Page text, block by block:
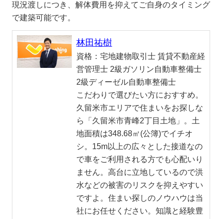
現況渡しにつき、解体費用を抑えてご自身のタイミング
で建築可能です。
林田祐樹
資格：宅地建物取引士 賃貸不動産経
営管理士 2級ガソリン自動車整備士
2級ディーゼル自動車整備士
こだわりで選びたい方におすすめ。
久留米市エリアで住まいをお探しな
ら「久留米市青峰2丁目土地」。土
地面積は348.68㎡(公簿)でイチオ
シ。15m以上の広々とした接道なの
で車をご利用される方でも心配いり
ません。高台に立地しているので洪
水などの被害のリスクを抑えやすい
ですよ。住まい探しのノウハウは当
社にお任せください。知識と経験豊